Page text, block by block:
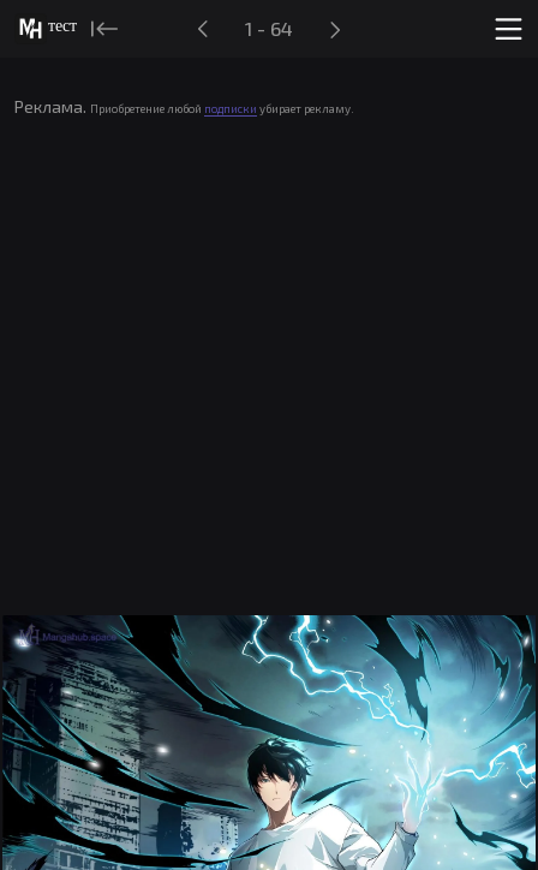
тест 1 - 64
Реклама. Приобретение любой подписки убирает рекламу.